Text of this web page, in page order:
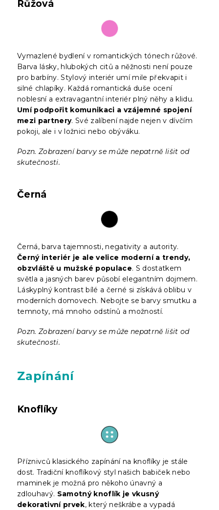
Růžová
Vymazlené bydlení v romantických tónech růžové.
Barva lásky, hlubokých citů a něžnosti není pouze
pro barbíny. Stylový interiér umí mile překvapit i
silné chlapíky. Každá romantická duše ocení
noblesní a extravagantní interiér plný něhy a klidu.
Umí podpořit komunikaci a vzájemné spojení
mezi partnery. Své zalíbení najde nejen v dívčím
pokoji, ale i v ložnici nebo obýváku.
Pozn. Zobrazení barvy se může nepatrně lišit od
skutečnosti.
Černá
Černá, barva tajemnosti, negativity a autority.
Černý interiér je ale velice moderní a trendy,
obzvláště u mužské populace. S dostatkem
světla a jasných barev působí elegantním dojmem.
Láskyplný kontrast bílé a černé si získává oblibu v
moderních domovech. Nebojte se barvy smutku a
temnoty, má mnoho odstínů a možností.
Pozn. Zobrazení barvy se může nepatrně lišit od
skutečnosti.
Zapínání
Knoflíky
Příznivců klasického zapínání na knoflíky je stále
dost. Tradiční knoflíkový styl našich babiček nebo
maminek je možná pro někoho únavný a
zdlouhavý. Samotný knoflík je vkusný
dekorativní prvek, který neškrábe a vypadá